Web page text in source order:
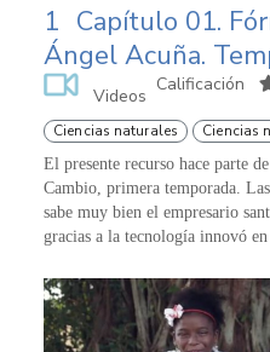
1 Capítulo 01.
Ángel Acuña.
Videos
Calificación
Ciencias naturales Ciencias
El presente recurso hace parte
Cambio, primera temporada.
sabe muy bien el empresario
gracias a la tecnología innovó en